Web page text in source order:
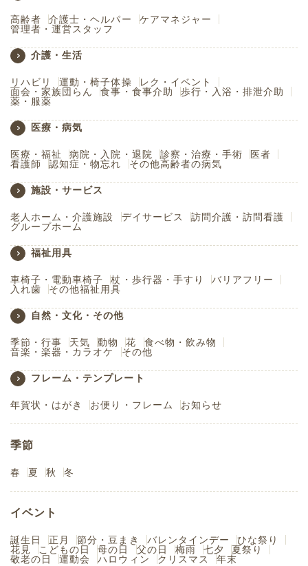
高齢者 介護士・ヘルパー
ケアマネジャー
管理者・運営スタッフ
介護・生活
リハビリ 運動・椅子体操
レク・イベント
面会・家族団らん
食事・食事介助
歩行・入浴・排泄介助
薬・服薬
医療・病気
医療・福祉 病院・入院・退院 診察・治療・手術
医者
看護師
認知症・物忘れ その他高齢者の病気
施設・サービス
老人ホーム・介護施設 デイサービス
訪問介護・訪問看護
グループホーム
福祉用具
車椅子・電動車椅子 杖・歩行器・手すり
バリアフリー
入れ歯
その他福祉用具
自然・文化・その他
季節・行事 天気 動物 花
食べ物・飲み物
音楽・楽器・カラオケ
その他
フレーム・テンプレート
年賀状・はがき お便り・フレーム お知らせ
季節
春 夏 秋 冬
イベント
誕生日 正月 節分・豆まき バレンタインデー
ひな祭り
花見
こどもの日 母の日 父の日 梅雨 七夕
夏祭り
敬老の日
運動会 ハロウィン クリスマス 年末